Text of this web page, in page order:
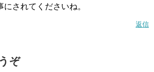
されてくださいね。
返信
ぞ